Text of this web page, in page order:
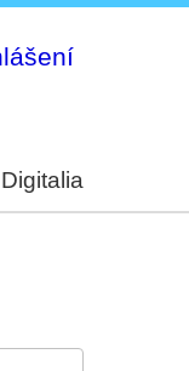
Digitalia